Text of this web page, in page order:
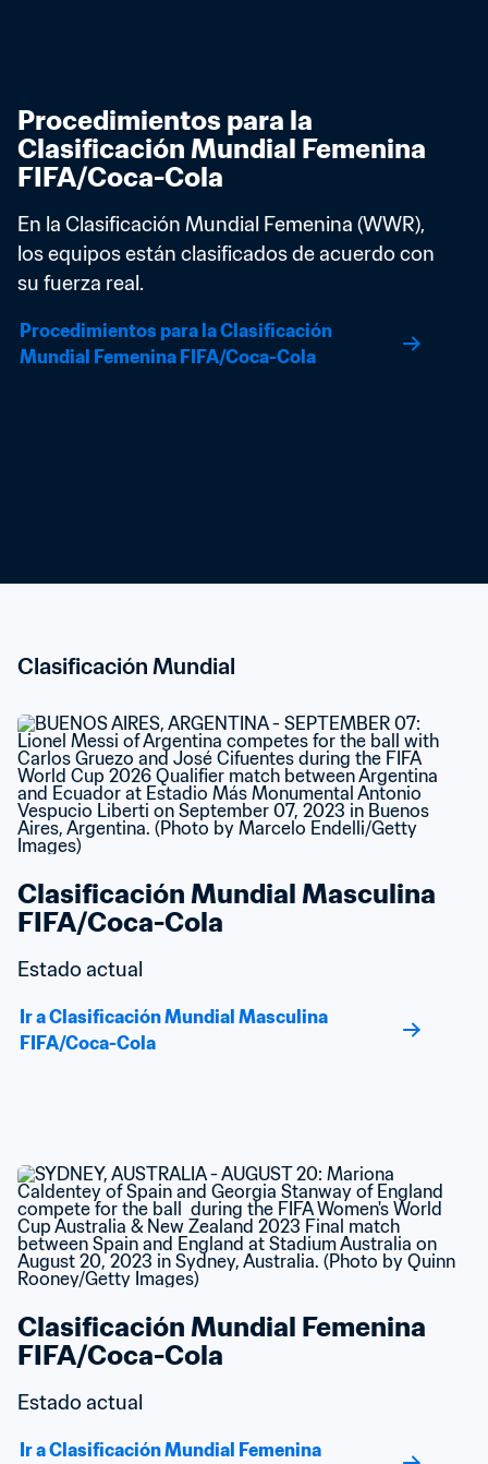
Procedimientos para la
Clasificación Mundial Femenina
FIFA/Coca-Cola
En la Clasificación Mundial Femenina (WWR),
los equipos están clasificados de acuerdo con
su fuerza real.
Procedimientos para la Clasificación
Mundial Femenina FIFA/Coca-Cola
Clasificación Mundial
Clasificación Mundial Masculina
FIFA/Coca-Cola
Estado actual
Ir a Clasificación Mundial Masculina
FIFA/Coca-Cola
Clasificación Mundial Femenina
FIFA/Coca-Cola
Estado actual
Ir a Clasificación Mundial Femenina